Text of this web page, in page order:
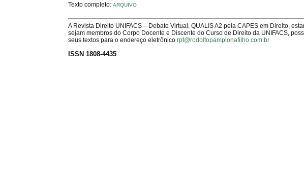
Texto completo:ARQUIVO
A Revista Direito UNIFACS – Debate Virtual, QUALIS A2 pela CAPES em Direito,
sejam membros do Corpo Docente e Discente do Curso de Direito da UNIFACS,
seus textos para o endereço eletrônicorpf@rodolfopamplonafilho.com.br
ISSN 1808-4435